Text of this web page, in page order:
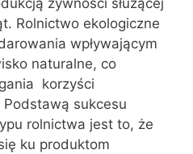
żywności służącej
Rolnictwo ekologiczne
wpływającym
naturalne, co
korzyści
sukcesu
rolnictwa jest to, że
ku produktom